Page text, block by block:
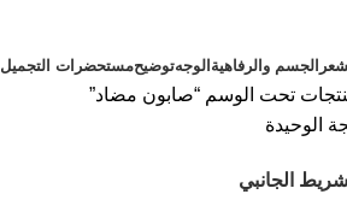
الجسم والرفاهية الوجهتوضيحمستحضرات التجميل
تحت الوسم “صابون مضاد”
الوحيدة
الجانبي